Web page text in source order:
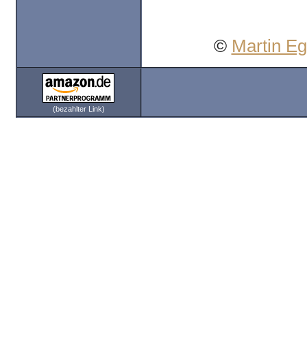
© Martin
(bezahlter Link)